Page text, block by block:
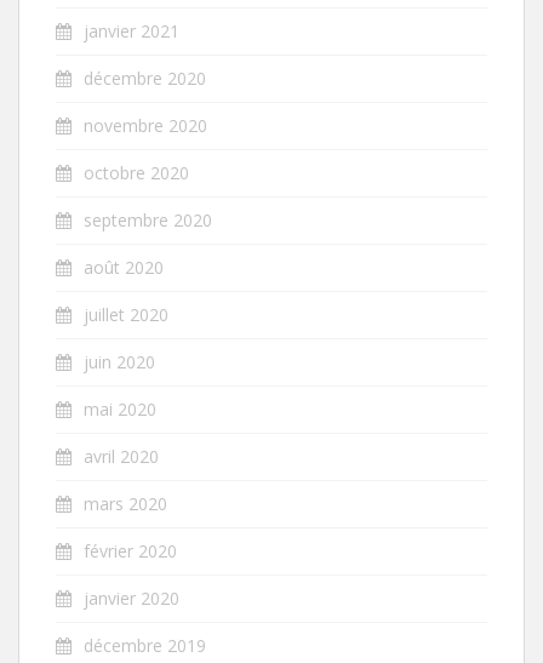
janvier 2021
décembre 2020
novembre 2020
octobre 2020
septembre 2020
août 2020
juillet 2020
juin 2020
mai 2020
avril 2020
mars 2020
février 2020
janvier 2020
décembre 2019